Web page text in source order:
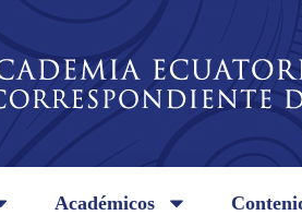
Académicos